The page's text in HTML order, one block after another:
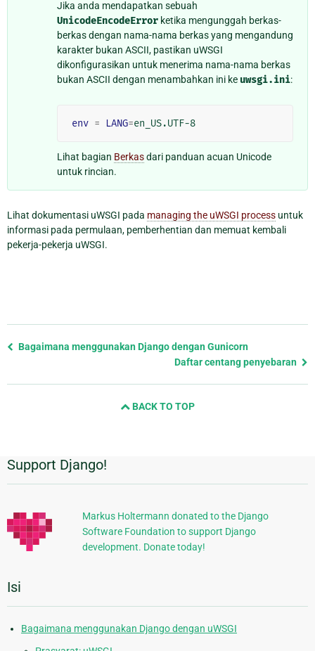
Jika anda mendapatkan sebuah
UnicodeEncodeError ketika mengunggah berkas-
berkas dengan nama-nama berkas yang mengandung
karakter bukan ASCII, pastikan uWSGI
dikonfigurasikan untuk menerima nama-nama berkas
bukan ASCII dengan menambahkan ini ke uwsgi.ini:
env = LANG=
Lihat bagian Berkasdari panduan acuan Unicode
untuk rincian.
Lihat dokumentasi uWSGI pada managing the uWSGI process untuk
informasi pada permulaan, pemberhentian dan memuat kembali
pekerja-pekerja uWSGI.
Previous
Bagaimana menggunakan Django dengan Gunicorn
Daftar centang penyebaran
BACK TO TOP
Informasi
Tambahan
Support Django!
Markus Holtermann donated to the Django
Software Foundation to support Django
development. Donate today!
Isi
Bagaimana menggunakan Django dengan uWSGI